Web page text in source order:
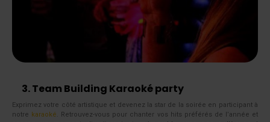
3. Team Building Karaoké party
Exprimez votre côté artistique et devenez la star de la soirée en participant à
notre karaoké . Retrouvez-vous pour chanter vos hits préférés de l’année et